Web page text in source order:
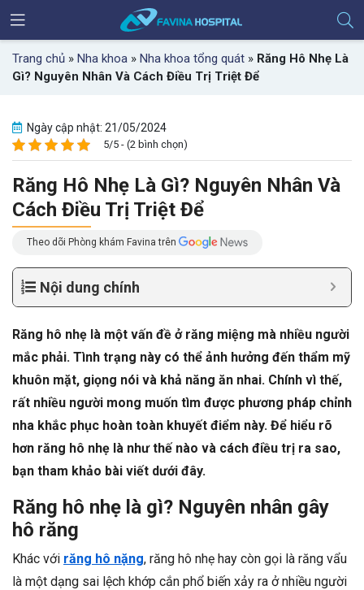
Trang chủ » Nha khoa » Nha khoa tổng quát » Răng Hô Nhẹ Là
Gì? Nguyên Nhân Và Cách Điều Trị Triệt Để
Ngày cập nhật: 21/05/2024
5/5 - (2 bình chọn)
Răng Hô Nhẹ Là Gì? Nguyên Nhân Và
Cách Điều Trị Triệt Để
Theo dõi Phòng khám Favina trên
Nội dung chính
Răng hô nhẹ là một vấn đề ở răng miệng mà nhiều người
mắc phải. Tình trạng này có thể ảnh hưởng đến thẩm mỹ
khuôn mặt, giọng nói và khả năng ăn nhai. Chính vì thế,
rất nhiều người mong muốn tìm được phương pháp chỉnh
nha khắc phục hoàn toàn khuyết điểm này. Để hiểu rõ
hơn răng hô nhẹ là như thế nào và cách điều trị ra sao,
bạn tham khảo bài viết dưới đây.
Răng hô nhẹ là gì? Nguyên nhân gây
hô răng
Khác với răng hô nặng, răng hô nhẹ hay còn gọi là răng vẩu
là một dạng sai lệch khớp cắn phổ biến xảy ra ở nhiều người